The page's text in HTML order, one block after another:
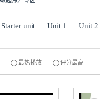
Starter unit Unit 1 Unit 2
最热播放 评分最高